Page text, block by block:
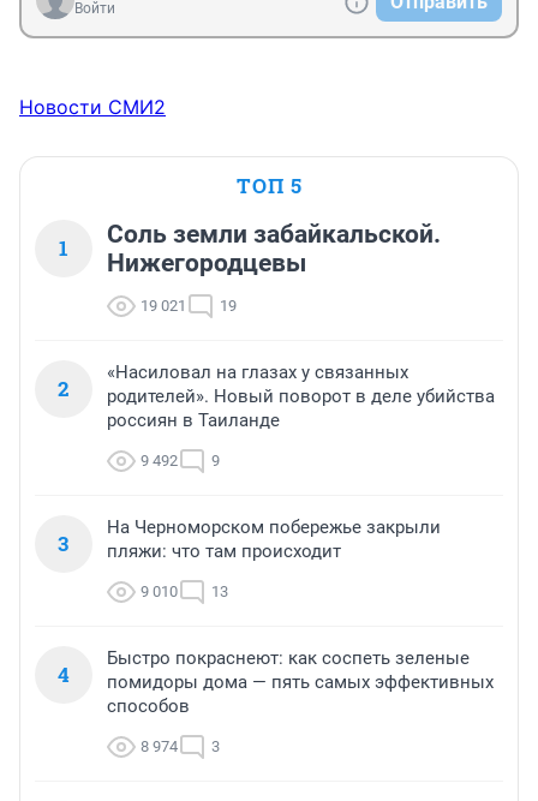
Войти
Новости СМИ2
ТОП 5
1
Соль земли забайкальской.
Нижегородцевы
19 021 19
2
«Насиловал на глазах у связанных
родителей». Новый поворот в деле убийства
россиян в Таиланде
9 492 9
3
На Черноморском побережье закрыли
пляжи: что там происходит
9 010 13
4
Быстро покраснеют: как соспеть зеленые
помидоры дома — пять самых эффективных
способов
8 974 3